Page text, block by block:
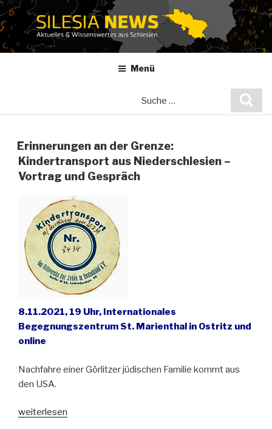
Zum
Inhalt
springen
Menü
Erinnerungen an der Grenze:
Kindertransport aus Niederschlesien –
Vortrag und Gespräch
8.11.2021, 19 Uhr, Internationales
Begegnungszentrum St. Marienthal in Ostritz und
online
Nachfahre einer Görlitzer jüdischen Familie kommt aus
den USA.
„Erinnerungen
weiterlesen